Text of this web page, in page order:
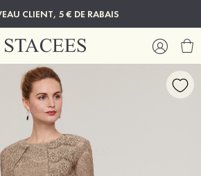
CLIENT, 5 € DE RABAIS